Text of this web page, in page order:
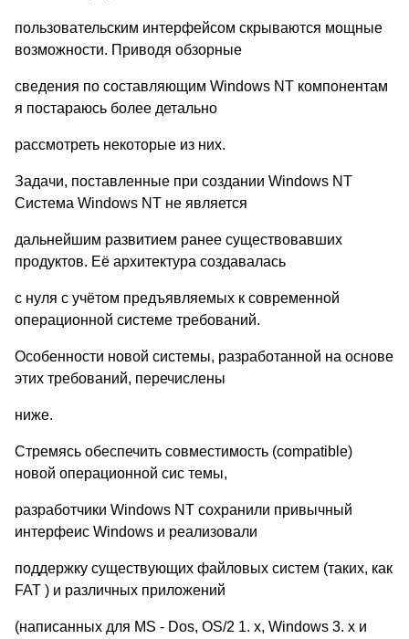
пользовательским интерфейсом скрываются мощные
возможности. Приводя обзорные
сведения по составляющим Windows NT компонентам
я постараюсь более детально
рассмотреть некоторые из них.
Задачи, поставленные при создании Windows NT
Система Windows NT не является
дальнейшим развитием ранее существовавших
продуктов. Её архитектура создавалась
с нуля с учётом предъявляемых к современной
операционной системе требований.
Особенности новой системы, разработанной на основе
этих требований, перечислены
ниже.
Стремясь обеспечить совместимость (compatible)
новой операционной сис темы,
разработчики Windows NT сохранили привычный
интерфеис Windows и реализовали
поддержку существующих файловых систем (таких, как
FAT ) и различных приложений
(написанных для MS - Dos, OS/2 1. x, Windows 3. x и